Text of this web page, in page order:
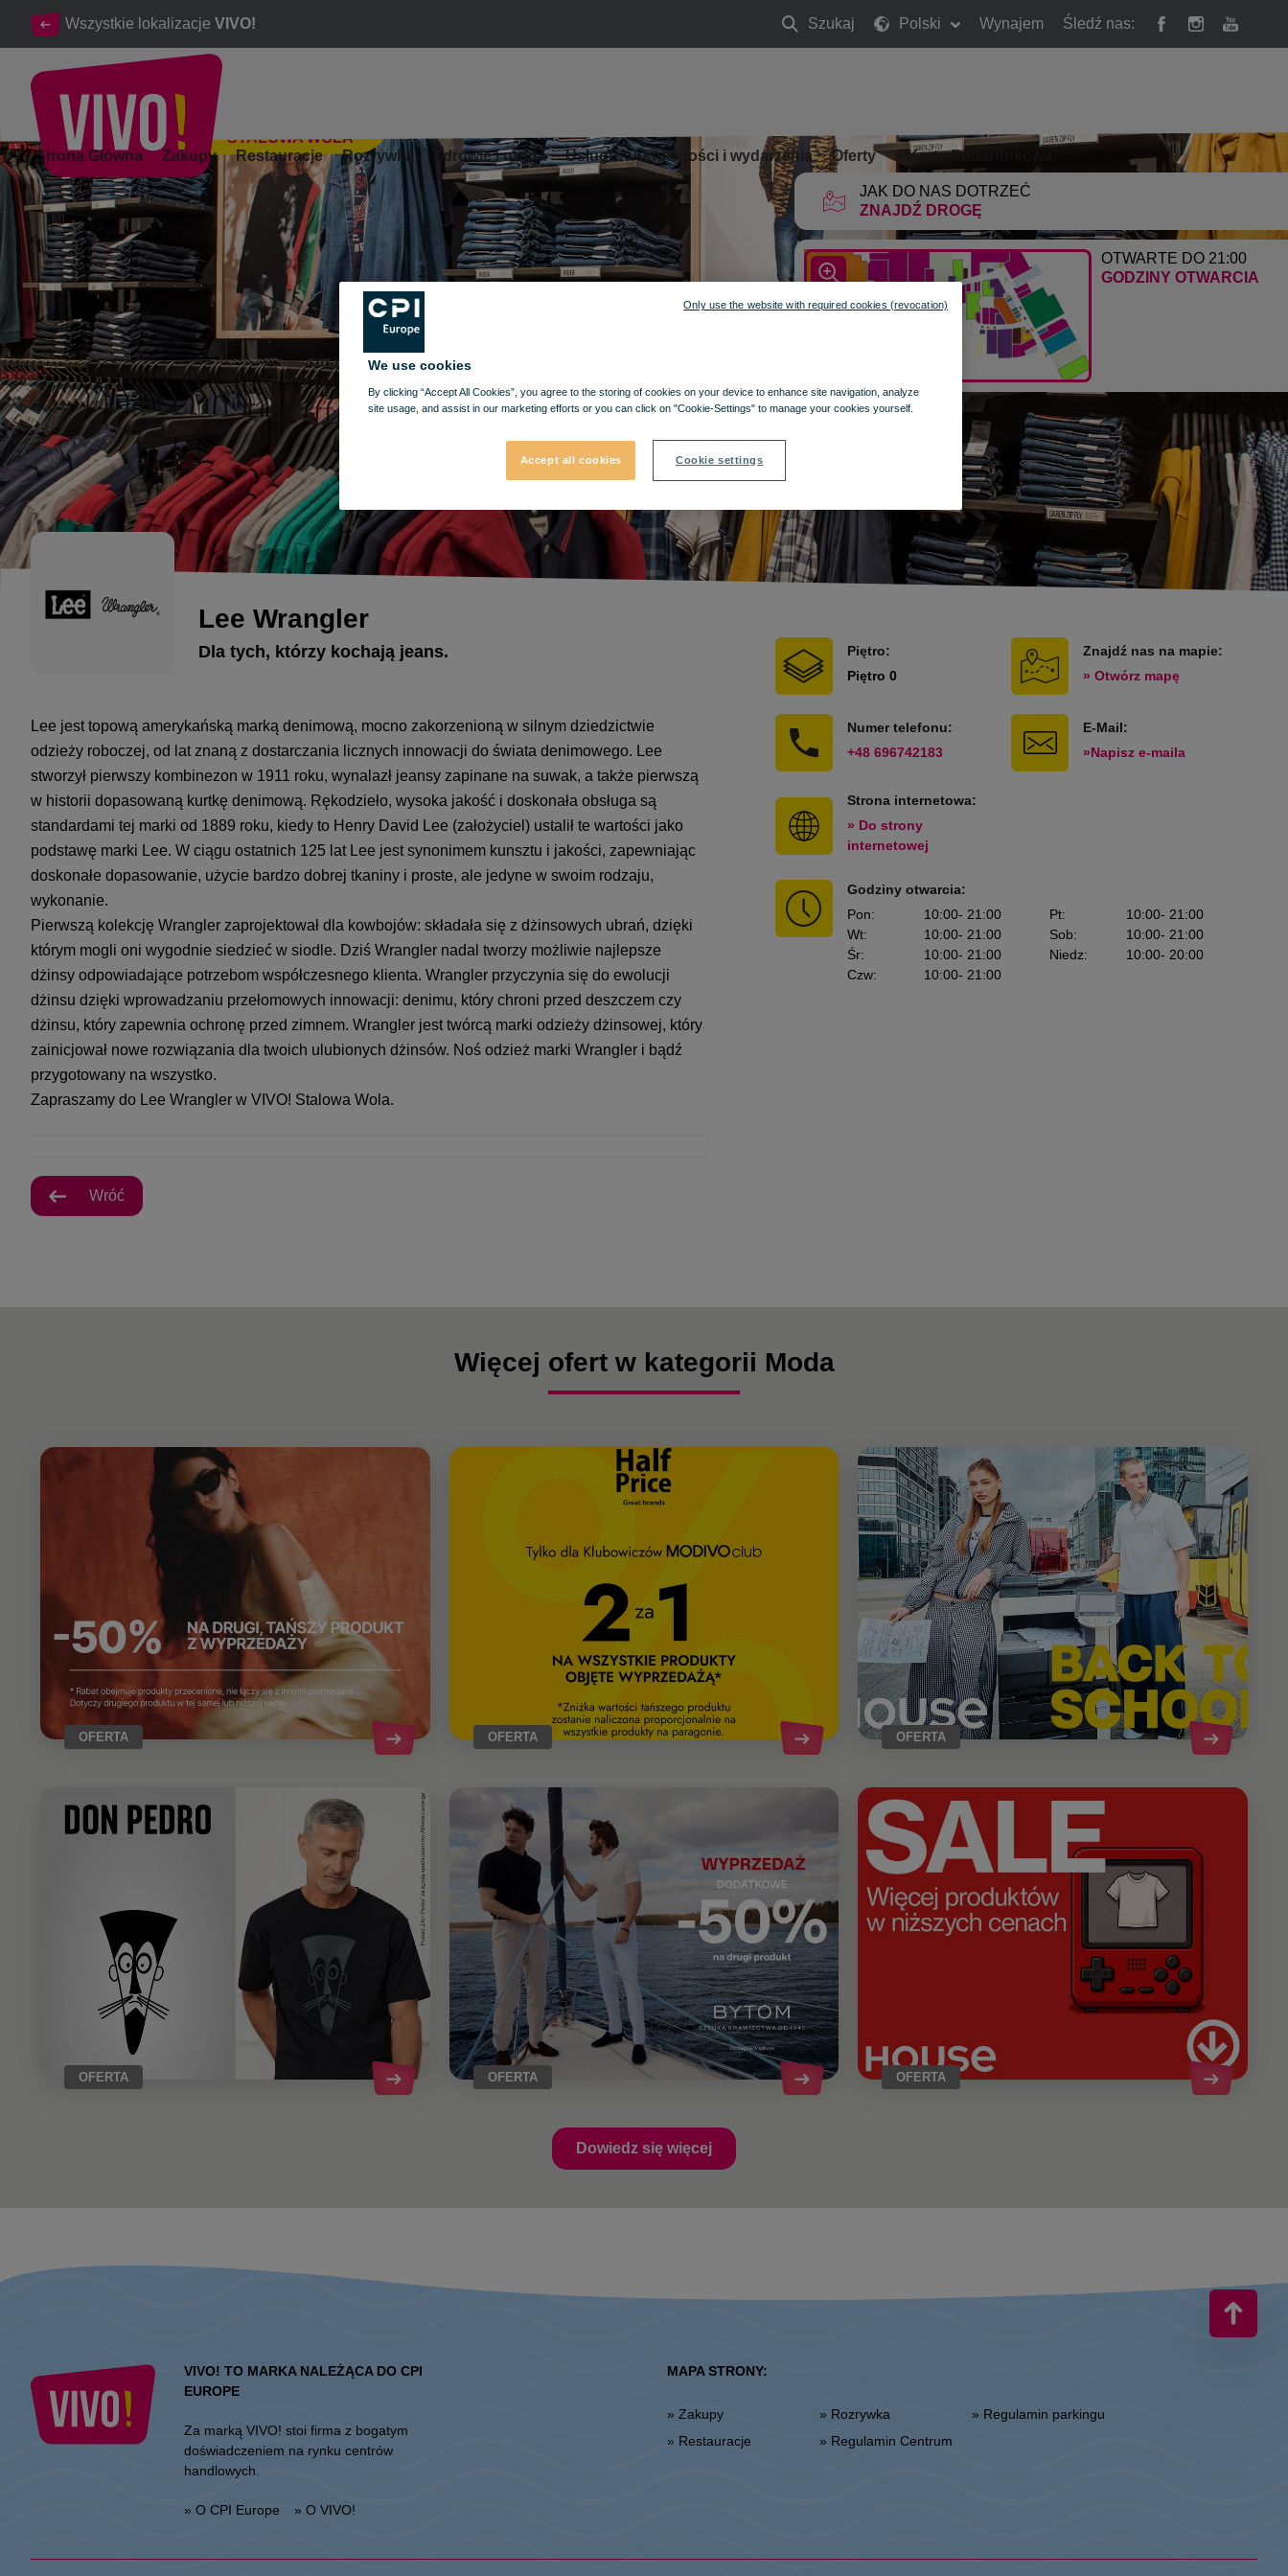
Wszystkie lokalizacje VIVO! Szukaj
Szukaj
Polski Wynajem Śledź nas:
JAK DO NAS DOTRZEĆ
ZNAJDŹ DROGĘ
OTWARTE DO 21:00
GODZINY OTWARCIA
Stalowa Wola
STALOWA WOLA
Strona Główna Zakupy Restauracje Rozrywka Zdrowie i uroda Usługi Aktualności i wydarzenia Oferty Karta Podarunkowa
Dżinsy, bluzy, moda, buty i akcesoria
Lee Wrangler
Dla tych, którzy kochają jeans.
Lee jest topową amerykańską marką denimową, mocno zakorzenioną w silnym dziedzictwie
odzieży roboczej, od lat znaną z dostarczania licznych innowacji do świata denimowego. Lee
stworzył pierwszy kombinezon w 1911 roku, wynalazł jeansy zapinane na suwak, a także pierwszą
w historii dopasowaną kurtkę denimową. Rękodzieło, wysoka jakość i doskonała obsługa są
standardami tej marki od 1889 roku, kiedy to Henry David Lee (założyciel) ustalił te wartości jako
podstawę marki Lee. W ciągu ostatnich 125 lat Lee jest synonimem kunsztu i jakości, zapewniając
doskonałe dopasowanie, użycie bardzo dobrej tkaniny i proste, ale jedyne w swoim rodzaju,
wykonanie.
Pierwszą kolekcję Wrangler zaprojektował dla kowbojów: składała się z dżinsowych ubrań, dzięki
którym mogli oni wygodnie siedzieć w siodle. Dziś Wrangler nadal tworzy możliwie najlepsze
dżinsy odpowiadające potrzebom współczesnego klienta. Wrangler przyczynia się do ewolucji
dżinsu dzięki wprowadzaniu przełomowych innowacji: denimu, który chroni przed deszczem czy
dżinsu, który zapewnia ochronę przed zimnem. Wrangler jest twórcą marki odzieży dżinsowej, który
zainicjował nowe rozwiązania dla twoich ulubionych dżinsów. Noś odzież marki Wrangler i bądź
przygotowany na wszystko.
Zapraszamy do Lee Wrangler w VIVO! Stalowa Wola.
Wróć
Piętro:
Piętro 0
Znajdź nas na mapie:
» Otwórz mapę
Numer telefonu:
+48 696742183
E-Mail:
»Napisz e-maila
Strona internetowa:
» Do strony
internetowej
Godziny otwarcia:
Pon: 10:00- 21:00
Wt: 10:00- 21:00
Śr: 10:00- 21:00
Czw: 10:00- 21:00
Pt: 10:00- 21:00
Sob: 10:00- 21:00
Niedz: 10:00- 20:00
Więcej ofert w kategorii Moda
OFERTA OFERTA OFERTA
OFERTA OFERTA OFERTA
Dowiedz się więcej
VIVO! TO MARKA NALEŻĄCA DO CPI
EUROPE
Za marką VIVO! stoi firma z bogatym
doświadczeniem na rynku centrów
handlowych.
» O CPI Europe » O VIVO!
MAPA STRONY:
» Zakupy
» Restauracje
» Rozrywka
» Regulamin Centrum
» Regulamin parkingu
We use cookies
By clicking “Accept All Cookies”, you agree to the storing of cookies on your device to enhance site navigation, analyze
site usage, and assist in our marketing efforts or you can click on "Cookie-Settings" to manage your cookies yourself.
Accept all cookies Cookie settings
Only use the website with required cookies (revocation)